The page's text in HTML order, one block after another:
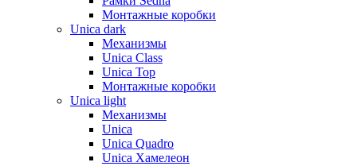
Монтажные коробки
Unica dark
Механизмы
Unica Class
Unica Top
Монтажные коробки
Unica light
Механизмы
Unica
Unica Quadro
Unica Хамелеон